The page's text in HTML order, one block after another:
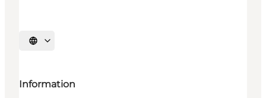
Sprache auswählen
Information